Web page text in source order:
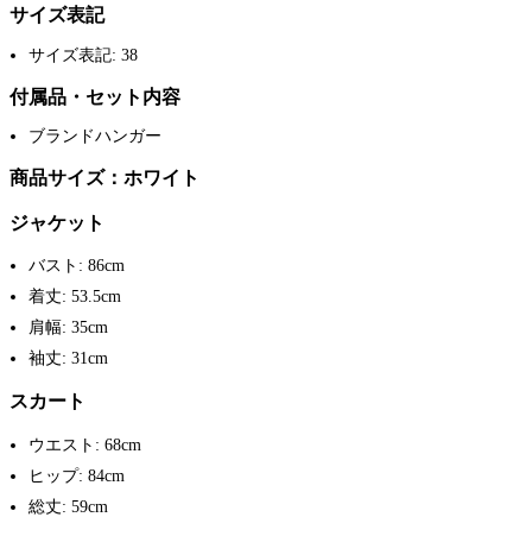
サイズ表記
サイズ表記: 38
付属品・セット内容
ブランドハンガー
商品サイズ：ホワイト
ジャケット
バスト: 86cm
着丈: 53.5cm
肩幅: 35cm
袖丈: 31cm
スカート
ウエスト: 68cm
ヒップ: 84cm
総丈: 59cm